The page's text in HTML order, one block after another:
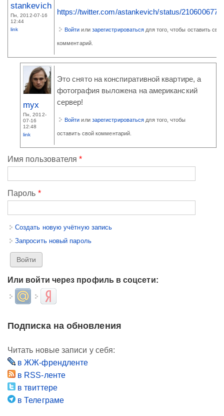
stankevich
Пн, 2012-07-16
12:44
link
https://twitter.com/astankevich/status/
Войти или зарегистрироваться для того, чтобы оставить свой
комментарий.
myx
Пн, 2012-
07-16
12:48
link
Это снято на конспиративной квартире, а
фотография выложена на американский
сервер!
Войти или зарегистрироваться для того, чтобы
оставить свой комментарий.
Имя пользователя*
Пароль *
Создать новую учётную запись
Запросить новый пароль
Или войти через профиль в соцсети:
Login with Mail.ruLogin with Яндекс
Подписка на обновления
Читать новые записи у себя:
в ЖЖ-френдленте
в RSS-ленте
в твиттере
в Телеграме